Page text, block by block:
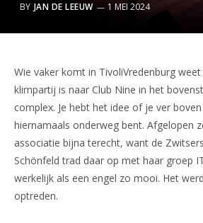
BY JAN DE LEEUW 1 MEI 2024
Wie vaker komt in TivoliVredenburg
klimpartij is naar Club Nine in het
complex. Je hebt het idee of je ver
hiernamaals onderweg bent. Afgelopen
associatie bijna terecht, want de
Schönfeld trad daar op met haar groep
werkelijk als een engel zo mooi. Het
optreden.